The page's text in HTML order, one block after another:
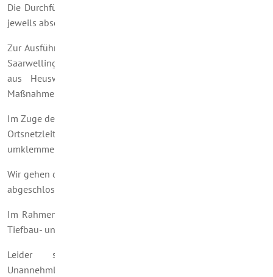
Die Durchführung dieser Arbeiten ist in 5 Bauabschnitten mit
jeweils abschnittsweiser Vollsperrung vorgesehen.
Zur Ausführung dieser Leistungen hat die WWS, Wasserwerk
Saarwellingen GmbH, die Firma T.H.S Tiefbau H. Schweitzer
aus Heusweiler beauftragt. Die Auftragssumme für die
Maßnahme beläuft sich auf rund 466.000 €.
Im Zuge der Maßnahme erfolgt die Erneuerung von ca. 600 m
Ortsnetzleitung DA 110 PE sowie die Erneuerung oder das
umklemmen der Trinkwasserhausanschlüsse.
Wir gehen davon aus, dass diese Arbeiten bis zum Jahresende
abgeschlossen sein werden.
Im Rahmen der Erneuerungsmaßnahmen sind umfangreiche
Tiefbau- und Rohrleitungsbauarbeiten notwendig.
Leider sind derartige Arbeiten mit einigen
Unannehmlichkeiten für die Anlieger, wie Lärm, Absperrung